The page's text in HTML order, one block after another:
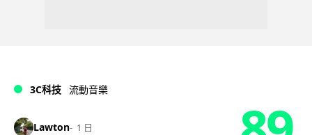
3C科技 流動音樂
Lawton 1 日